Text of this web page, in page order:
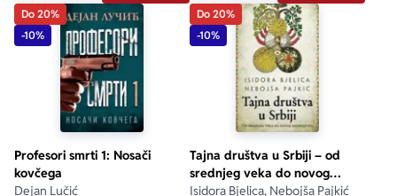
Do 20%
-10%
Profesori smrti 1: Nosači
kovčega
Dejan Lučić
Do 20%
-10%
Tajna društva u Srbiji – od
srednjeg veka do novog
milenijuma
Isidora Bjelica, Nebojša Pajkić